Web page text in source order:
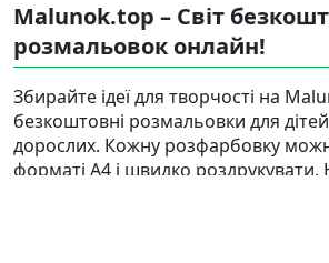
Malunok.top – Світ
розмальовок онлайн!
Збирайте ідеї для творчості на
безкоштовні розмальовки для дітей,
дорослих. Кожну розфарбовку
форматі А4 і швидко